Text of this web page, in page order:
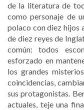
de la literatura de
como personaje de
polaco con diez hijos
de diez reyes de
común: todos
esforzado en
los grandes
coincidencias,
sus protagonistas.
actuales, teje una